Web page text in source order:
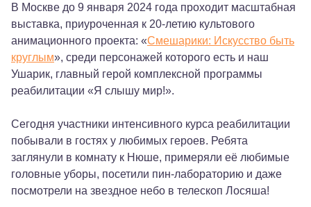
Взрослым пациентам
Специалистам
+7 (495) 221-87-77
+7 (969) 792-92-66
В Москве до 9 января 2024 года проходит масштабная
выставка, приуроченная к 20-летию культового
анимационного проекта: «Смешарики: Искусство быть
круглым», среди персонажей которого есть и наш
Ушарик, главный герой комплексной программы
реабилитации «Я слышу мир!».
Сегодня участники интенсивного курса реабилитации
побывали в гостях у любимых героев. Ребята
заглянули в комнату к Нюше, примеряли её любимые
головные уборы, посетили пин-лабораторию и даже
посмотрели на звездное небо в телескоп Лосяша!